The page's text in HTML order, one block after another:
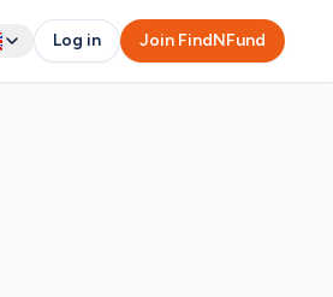
Log in Join FindNFund